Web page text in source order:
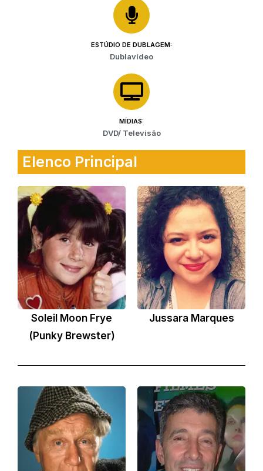
ESTÚDIO DE DUBLAGEM:
Dublavídeo
MÍDIAS:
DVD/ Televisão
Elenco Principal
Soleil Moon Frye
(Punky Brewster)
Jussara Marques